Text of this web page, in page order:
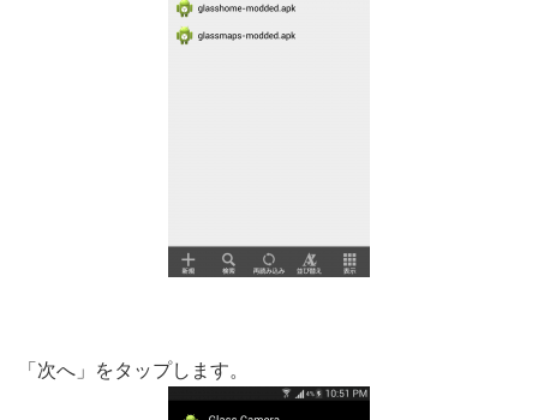
「次へ」をタップします。